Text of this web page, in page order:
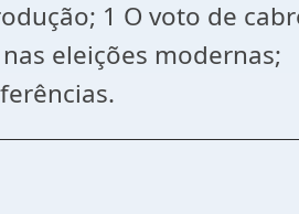
1 O voto de
eleições modernas;